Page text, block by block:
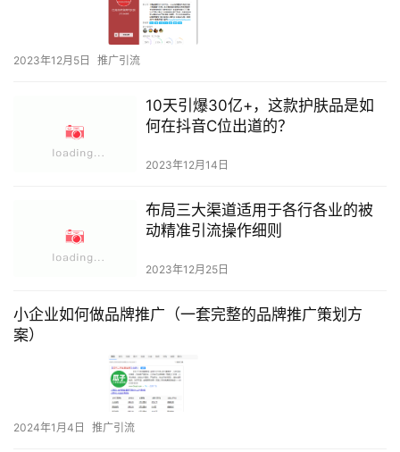
2023年12月5日 推广引流
10天引爆30亿+，这款护肤品是如
何在抖音C位出道的？
2023年12月14日
布局三大渠道适用于各行各业的被
动精准引流操作细则
2023年12月25日
小企业如何做品牌推广（一套完整的品牌推广策划方
案）
2024年1月4日 推广引流